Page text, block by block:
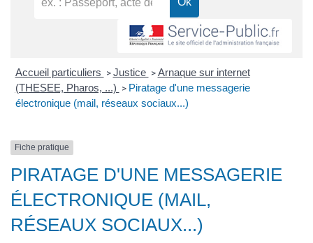
Accueil particuliers > Justice > Arnaque sur internet
(THESEE, Pharos, ...) > Piratage d'une messagerie
électronique (mail, réseaux sociaux...)
Fiche pratique
PIRATAGE D'UNE MESSAGERIE
ÉLECTRONIQUE (MAIL,
RÉSEAUX SOCIAUX...)